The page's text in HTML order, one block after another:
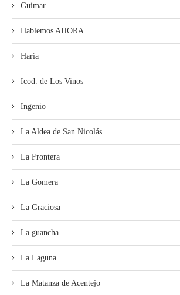
Guimar
Hablemos AHORA
Haría
Icod. de Los Vinos
Ingenio
La Aldea de San Nicolás
La Frontera
La Gomera
La Graciosa
La guancha
La Laguna
La Matanza de Acentejo